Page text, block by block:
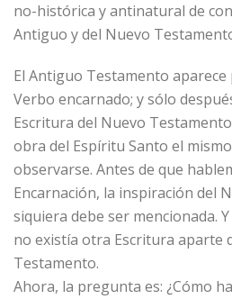
no-histórica y antinatural de
Antiguo y del Nuevo
El Antiguo Testamento
Verbo encarnado; y sólo
Escritura del Nuevo
obra del Espíritu Santo el
observarse. Antes de que
Encarnación, la inspiración del
siquiera debe ser mencionada.
no existía otra Escritura aparte
Testamento.
Ahora, la pregunta es: ¿Cómo